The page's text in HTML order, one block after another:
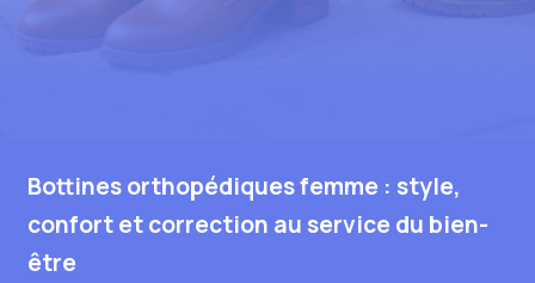
Bottines orthopédiques femme : style,
confort et correction au service du bien-
être